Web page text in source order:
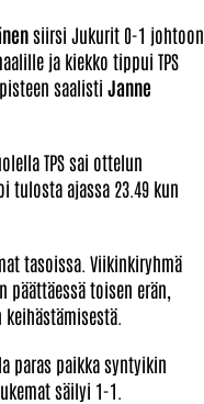
siirsi Jukurit 0-1 johtoon
ja kiekko tippui TPS
saalisti Janne
TPS sai ottelun
tulosta ajassa 23.49 kun
tasoissa. Viikinkiryhmä
toisen erän,
paras paikka syntyikin
säilyi 1-1.